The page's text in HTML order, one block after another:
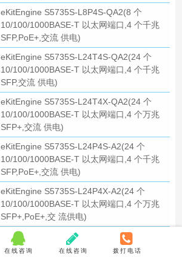
eKitEngine S5735S-L8P4S-QA2(8 个
10/100/1000BASE-T 以太网端口,4 个千兆
SFP,PoE+,交流 供电)
eKitEngine S5735S-L24T4S-QA2(24 个
10/100/1000BASE-T 以太网端口,4 个千兆
SFP,交流 供电)
eKitEngine S5735S-L24T4X-QA2(24 个
10/100/1000BASE-T 以太网端口,4 个万兆
SFP+,交流 供电)
eKitEngine S5735S-L24P4S-A2(24 个
10/100/1000BASE-T 以太网端口,4 个千兆
SFP,PoE+,交流 供电)
eKitEngine S5735S-L24P4X-A2(24 个
10/100/1000BASE-T 以太网端口,4 个万兆
SFP+,PoE+,交 流供电)
eKitEngine S5735S-L48T4S-A1(48 个
10/100/1000BASE-T 以太网端口,4 个千兆
在线咨询 在线咨询 拨打电话